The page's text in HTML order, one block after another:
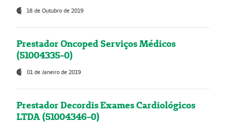
18 de Outubro de 2019
Prestador Oncoped Serviços Médicos
(51004335-0)
01 de Janeiro de 2019
Prestador Decordis Exames Cardiológicos
LTDA (51004346-0)